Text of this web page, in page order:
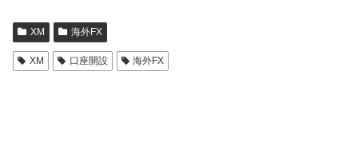
XM 海外FX
XM 口座開設 海外FX